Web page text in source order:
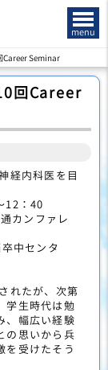
menu
Career Seminar
回Career
経内科医を目
12：40
カンファレ
中センタ
れたが、次第
学生時代は勉
、幅広い経験
の思いから兵
を受けたそう